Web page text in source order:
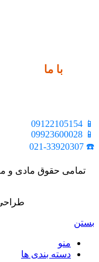
با ما
📱 09122105154
📱 09923600028
☎️ 021-33920307
تمامی حقوق مادی و
بستن
منو
دسته بندی ها